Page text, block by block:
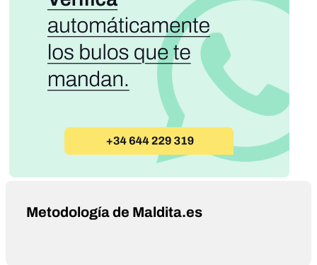
Metodología de Maldita.es